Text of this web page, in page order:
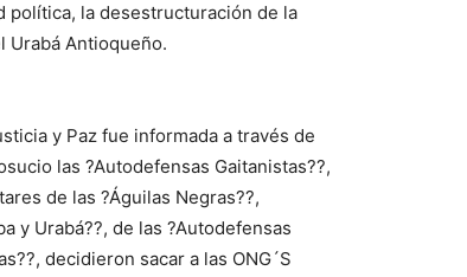
política, la desestructuración de la
Urabá Antioqueño.
y Paz fue informada a través de
las ?Autodefensas Gaitanistas??,
de las ?Águilas Negras??,
y Urabá??, de las ?Autodefensas
decidieron sacar a las ONG´S